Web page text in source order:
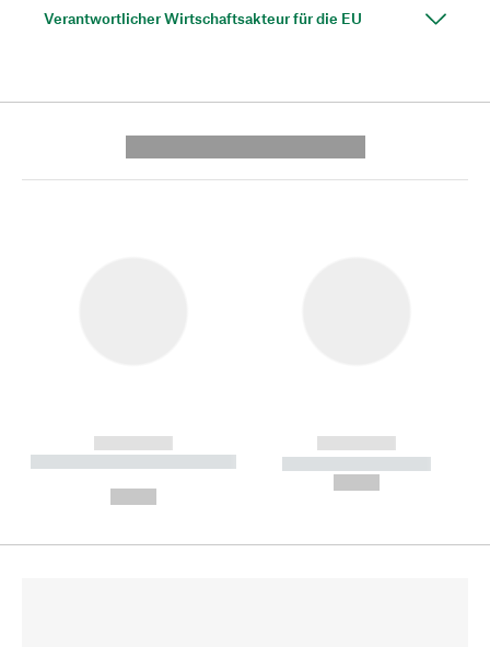
Verantwortlicher Wirtschaftsakteur für die EU
------------
----------- ----------- --------
------------
----------- -----------